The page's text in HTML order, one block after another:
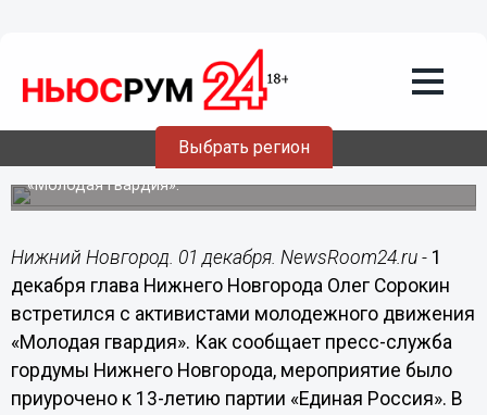
Выбрать регион
В 2015 году молодежь Нижнего
Новгорода должна получить своих
представителей в городской Думе, -
Сорокин
Глава города встретился с представителями движения
«Молодая гвардия».
Нижний Новгород. 01 декабря. NewsRoom24.ru - 1
декабря глава Нижнего Новгорода Олег Сорокин
встретился с активистами молодежного движения
«Молодая гвардия». Как сообщает пресс-служба
гордумы Нижнего Новгорода, мероприятие было
приурочено к 13-летию партии «Единая Россия». В